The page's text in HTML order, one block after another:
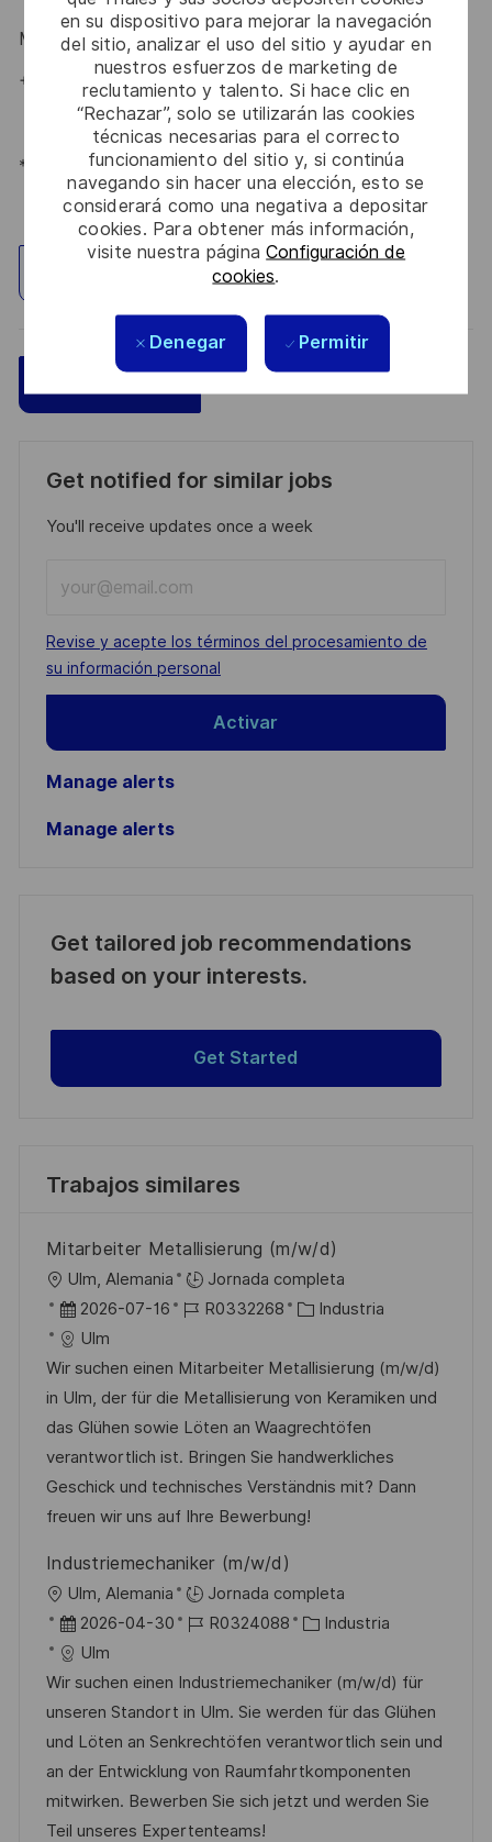
en su dispositivo para mejorar la navegación
del sitio, analizar el uso del sitio y ayudar en
nuestros esfuerzos de marketing de
reclutamiento y talento. Si hace clic en
“Rechazar”, solo se utilizarán las cookies
técnicas necesarias para el correcto
funcionamiento del sitio y, si continúa
navegando sin hacer una elección, esto se
considerará como una negativa a depositar
cookies. Para obtener más información,
visite nuestra páginaConfiguración de
cookies.
Denegar Permitir
Maria Gaissert– Talent Acquisition Partnerin#LI-MG1
+49 172 8281399
*Human Intelligence
Explorar ubicación
Get notified for similar jobs
You'll receive updates once a week
Email
address
(Required)
Required
Revise y acepte los términos del procesamiento de
su información personal
Activar
Manage alerts
Manage alerts
Get tailored job recommendations
based on your interests.
Get Started
Trabajos similares
Mitarbeiter Metallisierung (m/w/d)
U
b
c
a
c
i
ó
n
Ulm, Alemania
Jornada completa
F
e
c
h
a
d
e
p
b
l
i
c
a
c
i
ó
n
2026-07-16
I
d
e
e
m
p
o
R0332268
C
t
e
g
o
r
í
Industria
Ulm
Wir suchen einen Mitarbeiter Metallisierung (m/w/d)
in Ulm, der für die Metallisierung von Keramiken und
das Glühen sowie Löten an Waagrechtöfen
verantwortlich ist. Bringen Sie handwerkliches
Geschick und technisches Verständnis mit? Dann
freuen wir uns auf Ihre Bewerbung!
Industriemechaniker (m/w/d)
U
b
c
a
c
i
ó
n
Ulm, Alemania
Jornada completa
F
e
c
h
a
d
e
p
2026-04-30
I
d
e
e
m
p
l
R0324088
C
t
e
g
o
r
Industria
Ulm
Wir suchen einen Industriemechaniker (m/w/d) für
unseren Standort in Ulm. Sie werden für das Glühen
und Löten an Senkrechtöfen verantwortlich sein und
an der Entwicklung von Raumfahrtkomponenten
mitwirken. Bewerben Sie sich jetzt und werden Sie
Teil unseres Expertenteams!